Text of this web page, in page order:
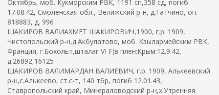
Октябрь, моб. Кукморским РВК, 1191 сп,358 сд, погиб
17.08.42, Смоленская обл., Велижский р-н, д.Гатчино, оп.
818883, д. 996
ШАКИРОВ ВАЛИАХМЕТ ШАКИРОВИЧ,1900, г.р. 1909,
Чистопольский р-н,д.Акбулатово, моб. Кзылармейским РВК,
Франция, г.Бохольт,шталаг VI F(в плен:Крым:12.9.42,
д.26892,16125
ШАКИРОВ ВАЛИМАРДАН ВАЛИЕВИЧ, г.р. 1909, Алькеевский
р-н,с.Алькеево, ст.с-т, 140 тбр, погиб 12.01.43,
Ставропольский край, Минераловодский р-н,х.Утренняя